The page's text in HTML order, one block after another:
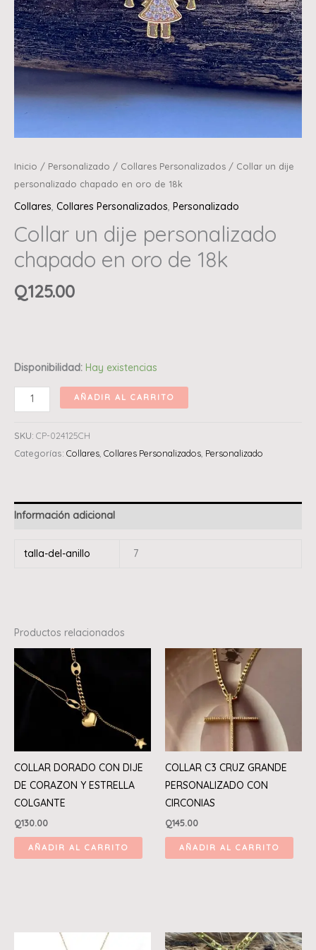
Inicio / Personalizado / Collares Personalizados / Collar un dije
personalizado chapado en oro de 18k
Collares, Collares Personalizados, Personalizado
Collar un dije personalizado
chapado en oro de 18k
Q125.00
Disponibilidad: Hay existencias
AÑADIR AL CARRITO
SKU: CP-024125CH
Categorías: Collares Collares Personalizados Personalizado
Información adicional
talla-del-anillo 7
Productos relacionados
COLLAR DORADO CON DIJE
DE CORAZON Y ESTRELLA
COLGANTE
Q130.00
AÑADIR AL CARRITO
COLLAR C3 CRUZ GRANDE
PERSONALIZADO CON
CIRCONIAS
Q145.00
AÑADIR AL CARRITO